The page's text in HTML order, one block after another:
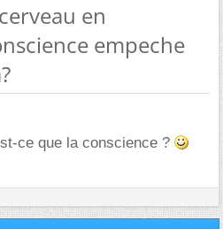
en
empeche
ce que la conscience ?